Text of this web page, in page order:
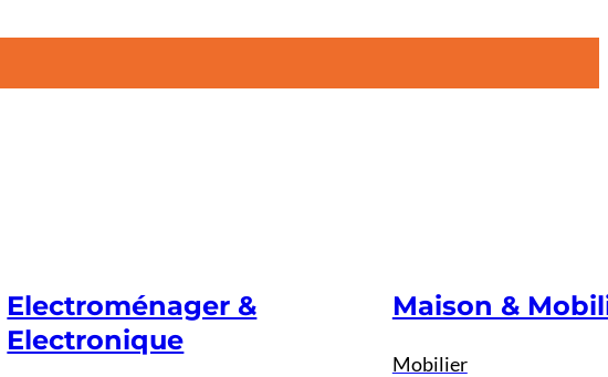
Electroménager &
Electronique
Maison &
Mobilier